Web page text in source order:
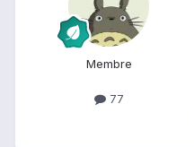
Membre
77